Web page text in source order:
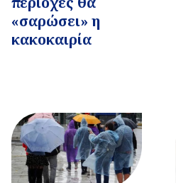
«σαρώσει» η
κακοκαιρία